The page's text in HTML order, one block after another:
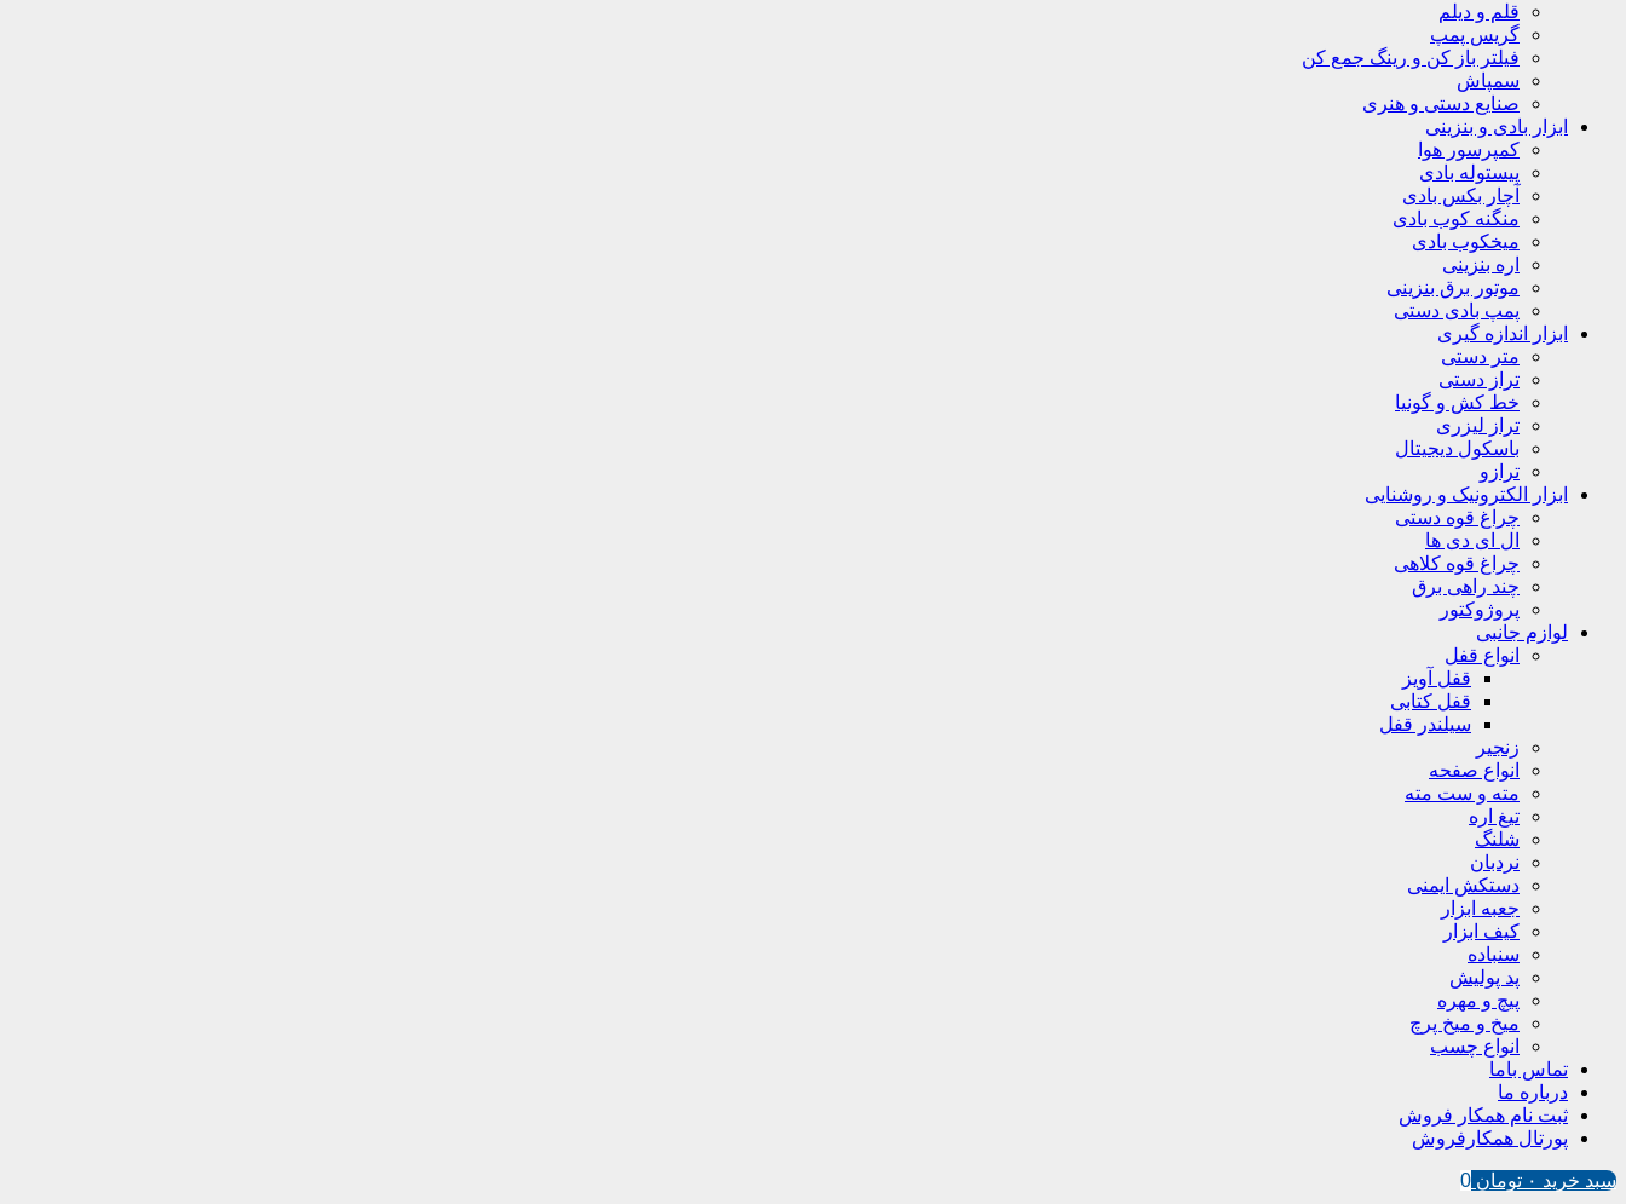
قلم و دیلم
گریس پمپ
فیلتر باز کن و رینگ جمع کن
سمپاش
صنایع دستی و هنری
ابزار بادی و بنزینی
کمپرسور هوا
پیستوله بادی
آچار بکس بادی
منگنه کوب بادی
میخکوب بادی
اره بنزینی
موتور برق بنزینی
پمپ بادی دستی
ابزار اندازه گیری
متر دستی
تراز دستی
خط کش و گونیا
تراز لیزری
باسکول دیجیتال
ترازو
ابزار الکترونیک و روشنایی
چراغ قوه دستی
ال ای دی ها
چراغ قوه کلاهی
چند راهی برق
پروژوکتور
لوازم جانبی
انواع قفل
قفل آویز
قفل کتابی
سیلندر قفل
زنجیر
انواع صفحه
مته و ست مته
تیغ اره
شلنگ
نردبان
دستکش ایمنی
جعبه ابزار
کیف ابزار
سنباده
پد پولیش
پیچ و مهره
میخ و میخ پرچ
انواع چسب
تماس باما
درباره ما
ثبت نام همکار فروش
پورتال همکارفروش
سبد خرید ۰ تومان 0